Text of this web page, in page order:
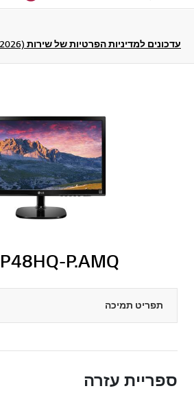
עדכונים למדיניות הפרטיות של שירות LG Electronics (04/29/2026)
P.AMQ
תפריט תמיכה
ספריית עזרה